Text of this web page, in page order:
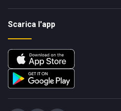
Scarica l'app